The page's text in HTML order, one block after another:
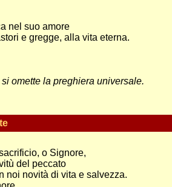
nel suo amore
e gregge, alla vita eterna.
omette la preghiera universale.
o Signore,
del peccato
noi novità di vita e salvezza.